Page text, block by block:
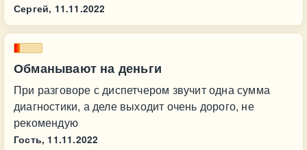
Сергей, 11.11.2022
Обманывают на деньги
При разговоре с диспетчером звучит одна сумма
диагностики, а деле выходит очень дорого, не
рекомендую
Гость, 11.11.2022